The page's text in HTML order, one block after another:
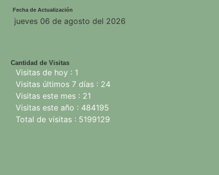
Fecha de Actualización
Cantidad de Visitas
Visitas de hoy : 1
Visitas últimos 7 días : 24
Visitas este mes : 21
Visitas este año : 484195
Total de visitas : 5199129
jueves 06 de agosto del 2026